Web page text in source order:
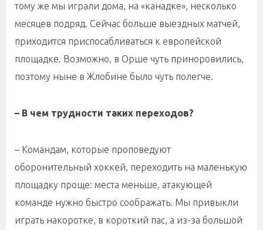
тому же мы играли дома, на «канадке», несколько
месяцев подряд. Сейчас больше выездных матчей,
приходится приспосабливаться к европейской
площадке. Возможно, в Орше чуть приноровились,
поэтому ныне в Жлобине было чуть полегче.
– В чем трудности таких переходов?
– Командам, которые проповедуют
оборонительный хоккей, переходить на маленькую
площадку проще: места меньше, атакующей
команде нужно быстро соображать. Мы привыкли
играть накоротке, в короткий пас, а из-за большой